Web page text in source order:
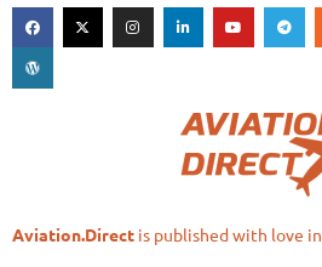
Aviation.Direct is published with love in